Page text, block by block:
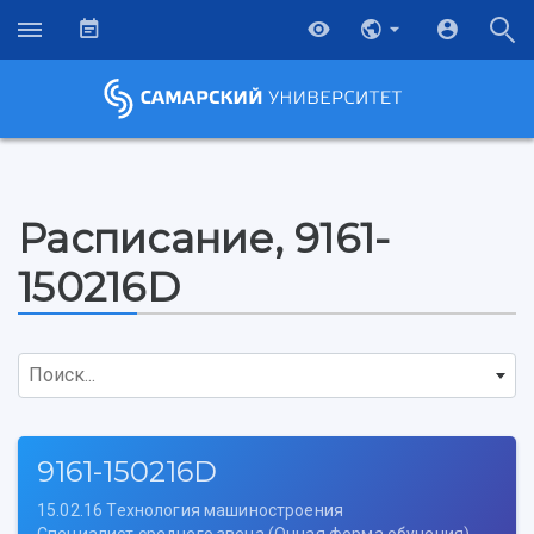
Расписание, 9161-
150216D
Поиск...
9161-150216D
15.02.16 Технология машиностроения